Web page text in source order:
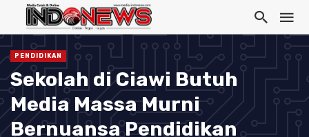
PENDIDIKAN
Sekolah di Ciawi Butuh
Media Massa Murni
Bernuansa Pendidikan